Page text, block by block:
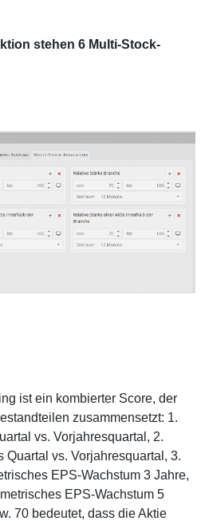
stehen 6 Multi-Stock-
ist ein kombierter Score, der
zusammensetzt: 1.
vs. Vorjahresquartal, 2.
Quartal vs. Vorjahresquartal, 3.
EPS-Wachstum 3 Jahre,
EPS-Wachstum 5
70 bedeutet, dass die Aktie